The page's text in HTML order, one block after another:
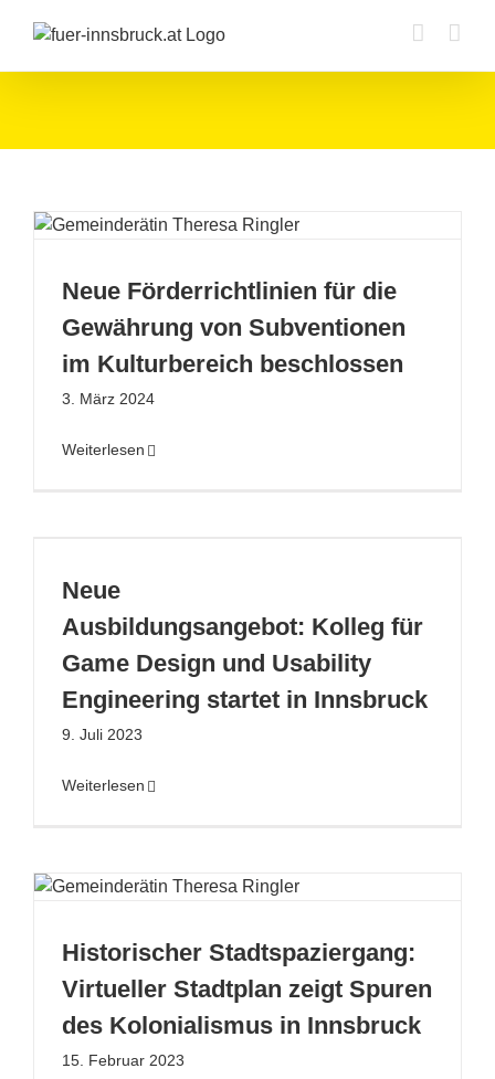
Inhalt
Neue Förderrichtlinien für die
Gewährung von Subventionen
im Kulturbereich beschlossen
3. März 2024
Weiterlesen
Neue
Ausbildungsangebot: Kolleg für
Game Design und Usability
Engineering startet in Innsbruck
9. Juli 2023
Weiterlesen
Historischer Stadtspaziergang:
Virtueller Stadtplan zeigt Spuren
des Kolonialismus in Innsbruck
15. Februar 2023